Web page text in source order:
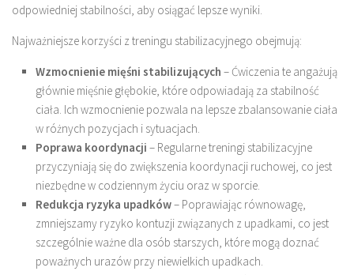
odpowiedniej stabilności, aby osiągać lepsze wyniki.
Najważniejsze korzyści z treningu stabilizacyjnego obejmują:
Wzmocnienie mięśni stabilizujących – Ćwiczenia te angażują
głównie mięśnie głębokie, które odpowiadają za stabilność
ciała. Ich wzmocnienie pozwala na lepsze zbalansowanie ciała
w różnych pozycjach i sytuacjach.
Poprawa koordynacji – Regularne treningi stabilizacyjne
przyczyniają się do zwiększenia koordynacji ruchowej, co jest
niezbędne w codziennym życiu oraz w sporcie.
Redukcja ryzyka upadków– Poprawiając równowagę,
zmniejszamy ryzyko kontuzji związanych z upadkami, co jest
szczególnie ważne dla osób starszych, które mogą doznać
poważnych urazów przy niewielkich upadkach.